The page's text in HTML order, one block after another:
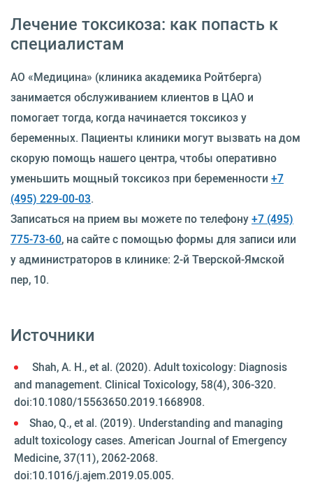
Лечение токсикоза: как попасть к
специалистам
АО «Медицина» (клиника академика Ройтберга)
занимается обслуживанием клиентов в ЦАО и
помогает тогда, когда начинается токсикоз у
беременных. Пациенты клиники могут вызвать на дом
скорую помощь нашего центра, чтобы оперативно
уменьшить мощный токсикоз при беременности +7
(495) 229-00-03.
Записаться на прием вы можете по телефону+7 (495)
775-73-60, на сайте с помощью формы для записи или
у администраторов в клинике: 2-й Тверской-Ямской
пер, 10.
Источники
Shah, A. H., et al. (2020). Adult toxicology: Diagnosis
and management. Clinical Toxicology, 58(4), 306-320.
doi:10.1080/15563650.2019.1668908.
Shao, Q., et al. (2019). Understanding and managing
adult toxicology cases. American Journal of Emergency
Medicine, 37(11), 2062-2068.
doi:10.1016/j.ajem.2019.05.005.